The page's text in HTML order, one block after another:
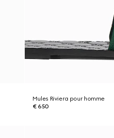
Mules Riviera pour homme
€ 650